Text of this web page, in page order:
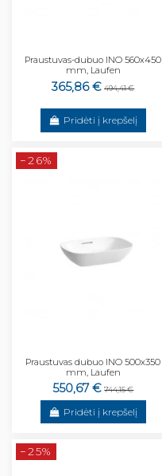
Praustuvas-dubuo INO 560x450
mm, Laufen
365,86 € 494,41 €
Pridėti į krepšelį
−26%
Praustuvas dubuo INO 500x350
mm, Laufen
550,67 € 744,15 €
Pridėti į krepšelį
−25%